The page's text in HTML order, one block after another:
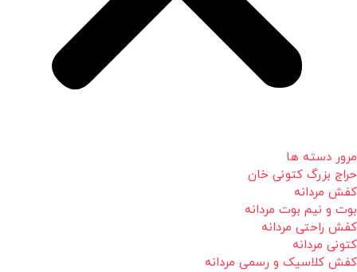
مرور دسته ها
حراج بزرگ کتونی خان
کفش مردانه
بوت و نیم بوت مردانه
کفش راحتی مردانه
کتونی مردانه
کفش کلاسیک و رسمی مردانه